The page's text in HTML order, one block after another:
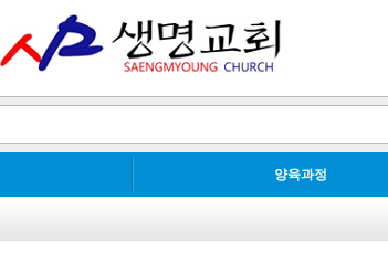
양육과정